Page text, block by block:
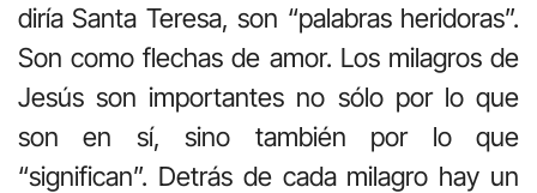
diría Santa Teresa, son “palabras heridoras”.
Son como flechas de amor. Los milagros de
Jesús son importantes no sólo por lo que
son en sí, sino también por lo que
“significan”. Detrás de cada milagro hay un